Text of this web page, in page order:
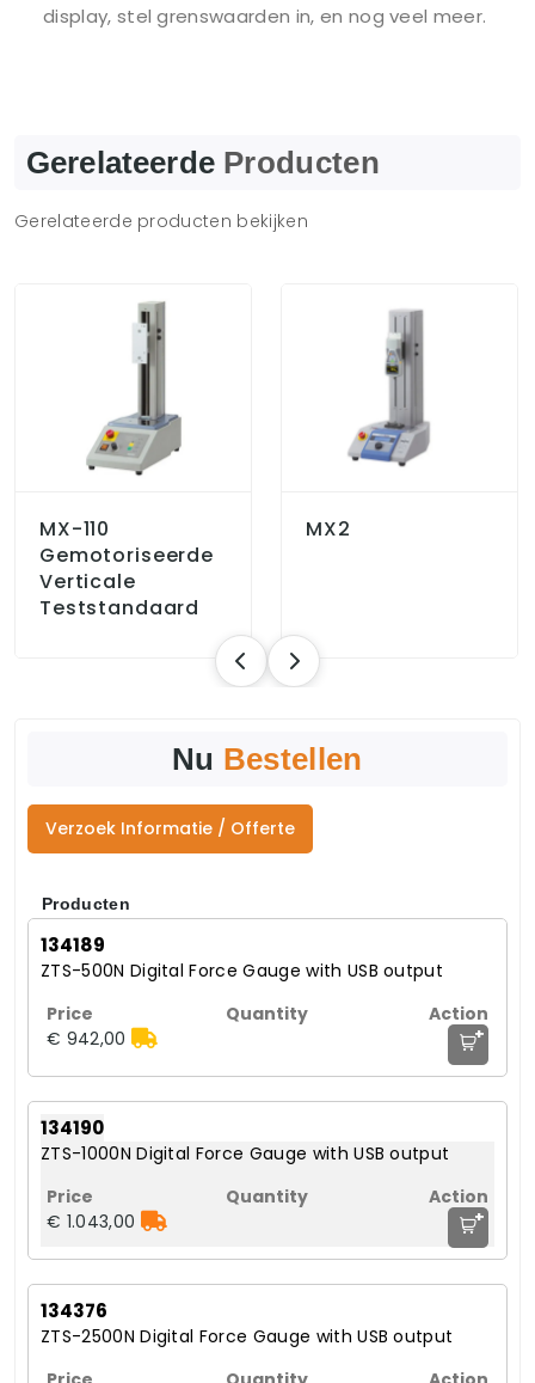
display, stel grenswaarden in, en nog veel meer.
Gerelateerde Producten
Gerelateerde producten bekijken
MX-110
Gemotoriseerde
Verticale
Teststandaard
MX2
Nu Bestellen
Verzoek Informatie / Offerte
Producten
134189
ZTS-500N Digital Force Gauge with USB output
€ 942,00 +
134190
ZTS-1000N Digital Force Gauge with USB output
€ 1.043,00 +
134376
ZTS-2500N Digital Force Gauge with USB output